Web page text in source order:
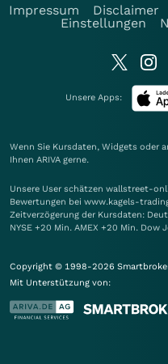
Impressum
Disclaimer
Einstellungen
Unsere Apps:
Wenn Sie Kursdaten, Widgets oder
Ihnen ARIVA gerne.
Unsere User schätzen wallstreet-
Bewertungen bei www.kagels-
Zeitverzögerung der Kursdaten:
NYSE +20 Min. AMEX +20 Min. Dow
Copyright © 1998-2026
Mit Unterstützung von: